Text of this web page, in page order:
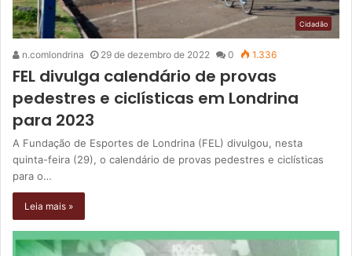
Cidadão
n.comlondrina 29 de dezembro de 2022 0 1.336
FEL divulga calendário de provas
pedestres e ciclísticas em Londrina
para 2023
A Fundação de Esportes de Londrina (FEL) divulgou, nesta
quinta-feira (29), o calendário de provas pedestres e ciclísticas
para o…
Leia mais »